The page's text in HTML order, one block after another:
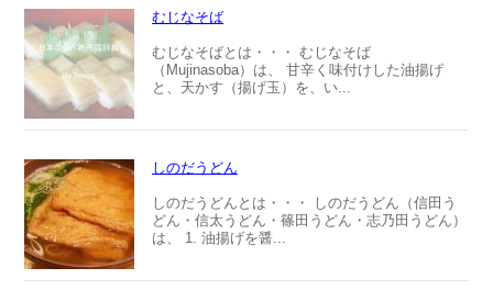
むじなそば
むじなそばとは・・・ むじなそば
（Mujinasoba）は、 甘辛く味付けした油揚げ
と、天かす（揚げ玉）を、い...
しのだうどん
しのだうどんとは・・・ しのだうどん（信田う
どん・信太うどん・篠田うどん・志乃田うどん）
は、 1. 油揚げを醤...